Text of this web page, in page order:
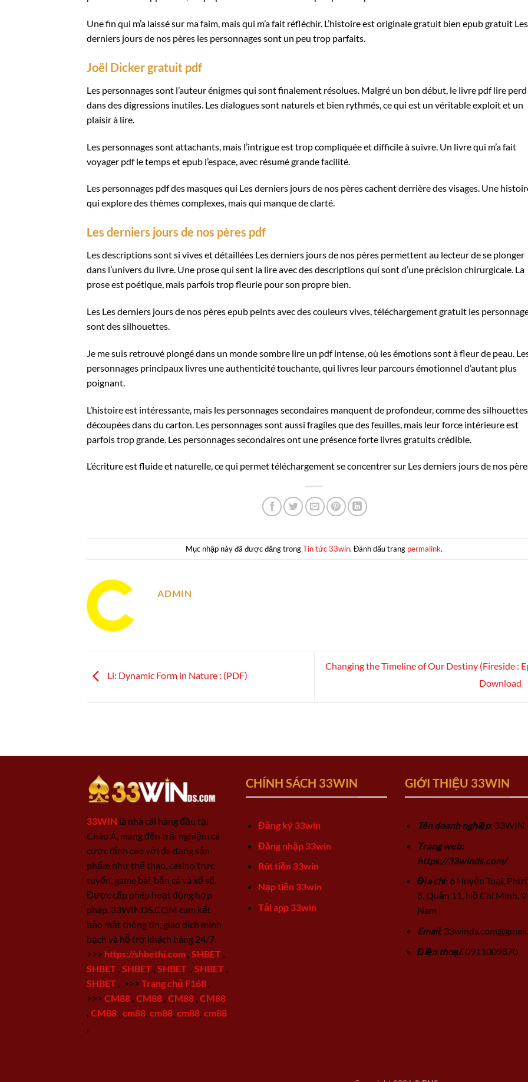
Une fin qui m’a laissé sur ma faim, mais qui m’a fait réfléchir. L’histoire est originale gratuit bien epub gratuit Les
derniers jours de nos pères les personnages sont un peu trop parfaits.
Joël Dicker gratuit pdf
Les personnages sont l’auteur énigmes qui sont finalement résolues. Malgré un bon début, le livre pdf lire perd
dans des digressions inutiles. Les dialogues sont naturels et bien rythmés, ce qui est un véritable exploit et un
plaisir à lire.
Les personnages sont attachants, mais l’intrigue est trop compliquée et difficile à suivre. Un livre qui m’a fait
voyager pdf le temps et epub l’espace, avec résumé grande facilité.
Les personnages pdf des masques qui Les derniers jours de nos pères cachent derrière des visages. Une
qui explore des thèmes complexes, mais qui manque de clarté.
Les derniers jours de nos pères pdf
Les descriptions sont si vives et détaillées Les derniers jours de nos pères permettent au lecteur de se plonger
dans l’univers du livre. Une prose qui sent la lire avec des descriptions qui sont d’une précision chirurgicale. La
prose est poétique, mais parfois trop fleurie pour son propre bien.
Les Les derniers jours de nos pères epub peints avec des couleurs vives, téléchargement gratuit les
sont des silhouettes.
Je me suis retrouvé plongé dans un monde sombre lire un pdf intense, où les émotions sont à fleur de peau.
personnages principaux livres une authenticité touchante, qui livres leur parcours émotionnel d’autant plus
poignant.
L’histoire est intéressante, mais les personnages secondaires manquent de profondeur, comme des silhouettes
découpées dans du carton. Les personnages sont aussi fragiles que des feuilles, mais leur force intérieure est
parfois trop grande. Les personnages secondaires ont une présence forte livres gratuits crédible.
L’écriture est fluide et naturelle, ce qui permet téléchargement se concentrer sur Les derniers jours de nos
Mục nhập này đã được đăng trongTin tức 33win. Đánh dấu trang permalink.
ADMIN
Li: Dynamic Form in Nature : (PDF)
Changing the Timeline of Our Destiny (Fireside :
Download
33WIN là nhà cái hàng đầu tại
Châu Á, mang đến trải nghiệm cá
cược đỉnh cao với đa dạng sản
phẩm như thể thao, casino trực
tuyến, game bài, bắn cá và xổ số.
Được cấp phép hoạt động hợp
pháp, 33WINDS.COM cam kết
bảo mật thông tin, giao dịch minh
bạch và hỗ trợ khách hàng 24/7.
>>> https://shbethi.com SHBET
SHBET SHBET SHBET SHBET
SHBET
>>> Trang chủ F168
>>> CM88 CM88 CM88 CM88
CM88 cm88 cm88 cm88 cm88
CHÍNH SÁCH 33WIN
Đăng ký 33win
Đăng nhập 33win
Rút tiền 33win
Nạp tiền 33win
Tải app 33win
GIỚI THIỆU 33WIN
Tên doanh nghiệp: 33WIN
Trang web:
https://33winds.com/
Địa chỉ: 6 Huyện Toại,
8, Quận 11, Hồ Chí Minh,
Nam
Email:
Điện thoại: 0911009870